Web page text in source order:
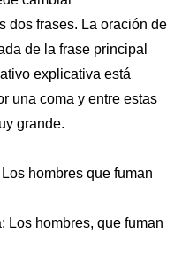
dos frases. La oración de
de la frase principal
explicativa está
una coma y entre estas
grande.
hombres que fuman
Los hombres, que fuman